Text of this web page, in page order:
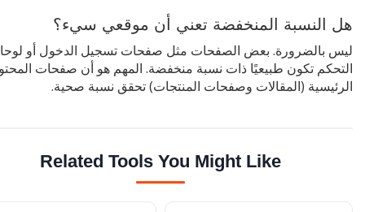
هل النسبة المنخفضة تعني أن موقعي سيء؟
ليس بالضرورة. بعض الصفحات مثل صفحات تسجيل الدخول أو
التحكم تكون طبيعيًا ذات نسبة منخفضة. المهم هو أن صفحات
الرئيسية (المقالات وصفحات المنتجات) تحقق نسبة صحية.
Related Tools You Might Like